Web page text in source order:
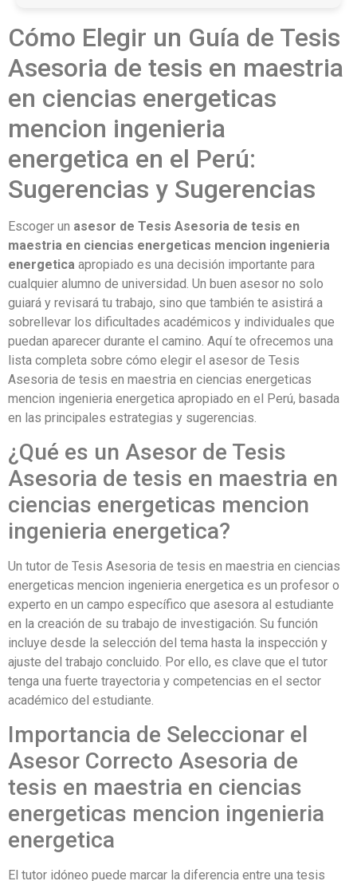
Cómo Elegir un Guía de Tesis
Asesoria de tesis en maestria
en ciencias energeticas
mencion ingenieria
energetica en el Perú:
Sugerencias y Sugerencias
Escoger un asesor de Tesis Asesoria de tesis en
maestria en ciencias energeticas mencion ingenieria
energetica apropiado es una decisión importante para
cualquier alumno de universidad. Un buen asesor no solo
guiará y revisará tu trabajo, sino que también te asistirá a
sobrellevar los dificultades académicos y individuales que
puedan aparecer durante el camino. Aquí te ofrecemos una
lista completa sobre cómo elegir el asesor de Tesis
Asesoria de tesis en maestria en ciencias energeticas
mencion ingenieria energetica apropiado en el Perú, basada
en las principales estrategias y sugerencias.
¿Qué es un Asesor de Tesis
Asesoria de tesis en maestria en
ciencias energeticas mencion
ingenieria energetica?
Un tutor de Tesis Asesoria de tesis en maestria en ciencias
energeticas mencion ingenieria energetica es un profesor o
experto en un campo específico que asesora al estudiante
en la creación de su trabajo de investigación. Su función
incluye desde la selección del tema hasta la inspección y
ajuste del trabajo concluido. Por ello, es clave que el tutor
tenga una fuerte trayectoria y competencias en el sector
académico del estudiante.
Importancia de Seleccionar el
Asesor Correcto Asesoria de
tesis en maestria en ciencias
energeticas mencion ingenieria
energetica
El tutor idóneo puede marcar la diferencia entre una tesis